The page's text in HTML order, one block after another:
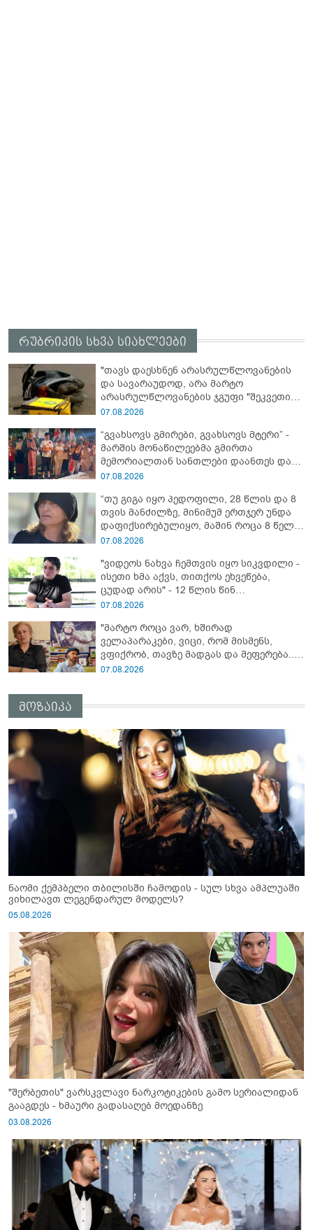
რუბრიკის სხვა სიახლეები
"თავს დაესხნენ არასრულწლოვანების
და სავარაუდოდ, არა მარტო
არასრულწლოვანების ჯგუფი "შეკვეთის
მიტანისას, "გლოვოს" კურიერია
ადვოკატი?
07.08.2026
“გვახსოვს გმირები, გვახსოვს მტერი” -
მარშის მონაწილეებმა გმირთა
მემორიალთან სანთლები დაანთეს და
გმირების ხსოვნას პატივი მიაგეს
07.08.2026
“თუ გიგა იყო პედოფილი, 28 წლის და 8
თვის მანძილზე, მინიმუმ ერთჯერ უნდა
დაფიქსირებულიყო, მაშინ როცა 8 წელი
ამზადებდა მოსწავლეებს! - იპოვონ ერთი
ავიწროებდა” - ეკა კუპატაძე
07.08.2026
"ვიდეოს ნახვა ჩემთვის იყო სიკვდილი -
ისეთი ხმა აქვს, თითქოს ეხვეწება,
ცუდად არის" - 12 წლის წინ
გაუჩინარებული ბიჭის დედა
კომენტარს აკეთებს
07.08.2026
"მარტო როცა ვარ, ხშირად
ველაპარაკები, ვიცი, რომ მისმენს,
ვფიქრობ, თავზე მადგას და მეფერება...“
- გიორგი კეკელიძე გმირი ანწუხელიძის
07.08.2026
მოზაიკა
ნაომი ქემპბელი თბილისში ჩამოდის - სულ სხვა ამპლუაში
ვიხილავთ ლეგენდარულ მოდელს?
05.08.2026
"შერბეთის" ვარსკვლავი ნარკოტიკების გამო სერიალიდან
გააგდეს - ხმაური გადასაღებ მოედანზე
03.08.2026